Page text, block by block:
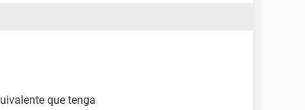
que tenga